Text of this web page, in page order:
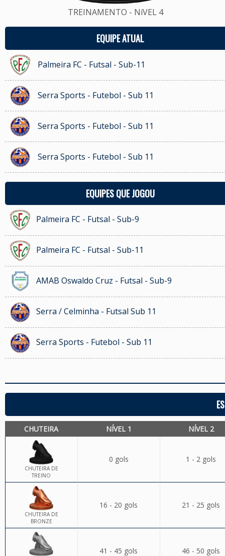
TREINAMENTO - NíVEL 4
EQUIPE ATUAL
Palmeira FC - Futsal - Sub-11
Serra Sports - Futebol - Sub 11
Serra Sports - Futebol - Sub 11
Serra Sports - Futebol - Sub 11
EQUIPES QUE JOGOU
Palmeira FC - Futsal - Sub-9
Palmeira FC - Futsal - Sub-11
AMAB Oswaldo Cruz - Futsal - Sub-9
Serra / Celminha - Futsal Sub 11
Serra Sports - Futebol - Sub 11
CHUTEIRA NÍVEL 1 NÍVEL 2
CHUTEIRA DE
TREINO
0 gols 1 - 2 gols
CHUTEIRA DE
BRONZE
16 - 20 gols 21 - 25 gols
41 - 45 gols 46 - 50 gols